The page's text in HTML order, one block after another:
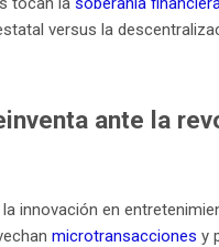
versus la
ante la
innovación en
microtransacciones y